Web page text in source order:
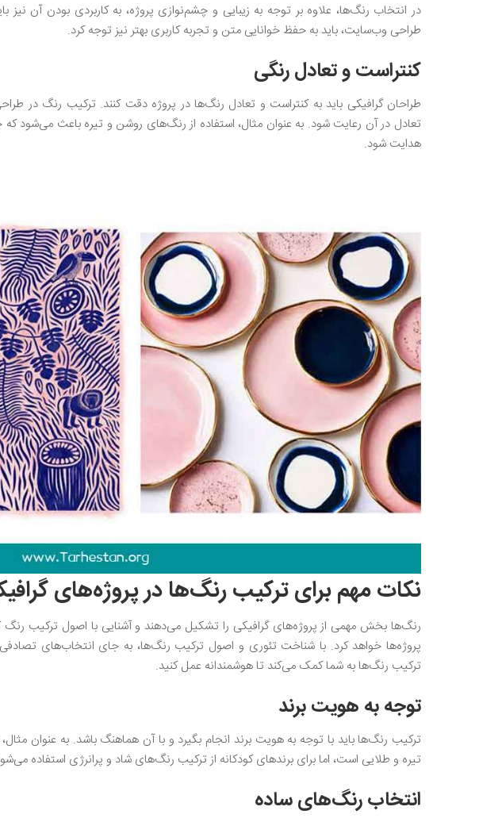
در انتخاب رنگ‌ها، علاوه بر توجه به زیبایی و چشم‌نوازی پروژه، به کاربردی بودن آن نیز
طراحی وب‌سایت، باید به حفظ خوانایی متن و تجربه کاربری بهتر نیز توجه کرد.
کنتراست و تعادل رنگی
طراحان گرافیکی باید به کنتراست و تعادل رنگ‌ها در پروژه دقت کنند. ترکیب رنگ در
تعادل در آن رعایت شود. به عنوان مثال، استفاده از رنگ‌های روشن و تیره باعث
هدایت شود.
نکات مهم برای ترکیب رنگ‌ها در پروژه‌های
رنگ‌ها بخش مهمی از پروژه‌های گرافیکی را تشکیل می‌دهند و آشنایی با اصول ترکیب رنگ
پروژه‌ها خواهد کرد. با شناخت تئوری و اصول ترکیب رنگ‌ها، به جای انتخاب‌های
ترکیب رنگ‌ها به شما کمک می‌کند تا هوشمندانه عمل کنید.
توجه به هویت برند
ترکیب رنگ‌ها باید با توجه به هویت برند انجام بگیرد و با آن هماهنگ باشد. به عنوان
تیره و طلایی است، اما برای برندهای کودکانه از ترکیب رنگ‌های شاد و پرانرژی استفاده
انتخاب رنگ‌های ساده